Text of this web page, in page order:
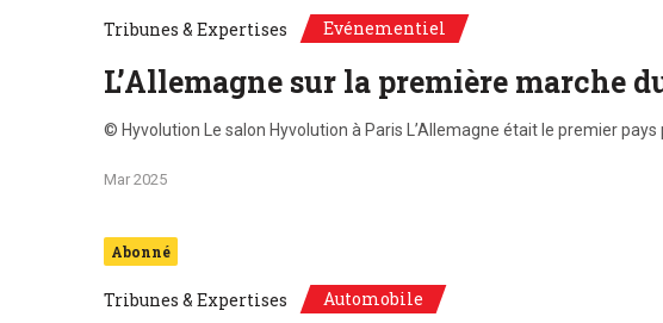
Tribunes & Expertises Evénementiel
L’Allemagne sur la première marche
© Hyvolution Le salon Hyvolution à Paris L’Allemagne était le premier
Mar 2025
Abonné
Tribunes & Expertises Automobile